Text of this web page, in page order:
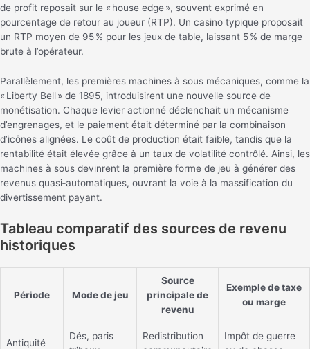
de profit reposait sur le « house edge », souvent exprimé en
pourcentage de retour au joueur (RTP). Un casino typique proposait
un RTP moyen de 95 % pour les jeux de table, laissant 5 % de marge
brute à l’opérateur.
Parallèlement, les premières machines à sous mécaniques, comme la
« Liberty Bell » de 1895, introduisirent une nouvelle source de
monétisation. Chaque levier actionné déclenchait un mécanisme
d’engrenages, et le paiement était déterminé par la combinaison
d’icônes alignées. Le coût de production était faible, tandis que la
rentabilité était élevée grâce à un taux de volatilité contrôlé. Ainsi, les
machines à sous devinrent la première forme de jeu à générer des
revenus quasi‑automatiques, ouvrant la voie à la massification du
divertissement payant.
Tableau comparatif des sources de revenu
historiques
Période Mode de jeu
Source
principale de
revenu
Exemple de taxe
ou marge
Antiquité
Dés, paris
Redistribution
Impôt de guerre